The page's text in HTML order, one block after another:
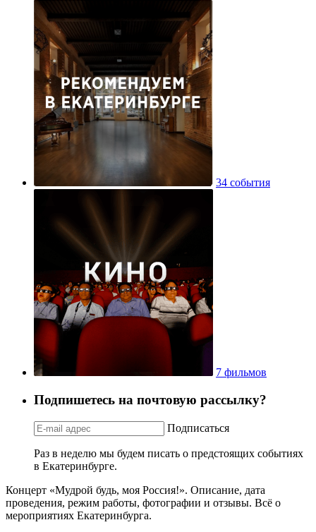
34 события
7 фильмов
Подпишетесь на почтовую рассылку?
Подписаться
Раз в неделю мы будем писать о предстоящих событиях
в Екатеринбурге.
Концерт «Мудрой будь, моя Россия!». Описание, дата
проведения, режим работы, фотографии и отзывы. Всё о
мероприятиях Екатеринбурга.